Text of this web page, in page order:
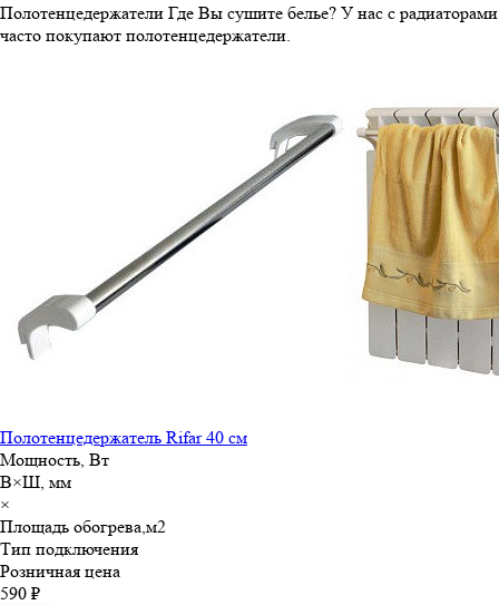
Полотенцедержатели Где Вы сушите белье? У нас с радиаторами
часто покупают полотенцедержатели.
Полотенцедержатель Rifar 40 см
Мощность, Вт
В×Ш, мм
×
Площадь обогрева,м2
Тип подключения
Розничная цена
590 ₽